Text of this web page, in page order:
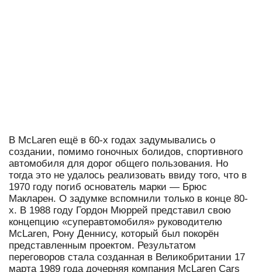
В McLaren ещё в 60-х годах задумывались о
создании, помимо гоночных болидов, спортивного
автомобиля для дорог общего пользования. Но
тогда это не удалось реализовать ввиду того, что в
1970 году погиб основатель марки — Брюс
Макларен. О задумке вспомнили только в конце 80-
х. В 1988 году Гордон Мюррей представил свою
концепцию «суперавтомобиля» руководителю
McLaren, Рону Деннису, который был покорён
представленным проектом. Результатом
переговоров стала созданная в Великобритании 17
марта 1989 года дочерняя компания McLaren Cars